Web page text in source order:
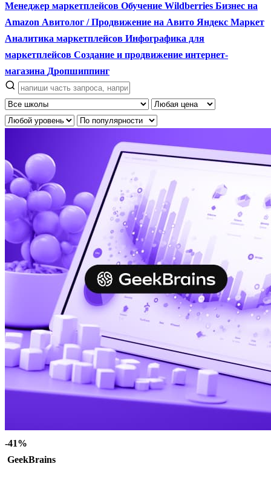
Менеджер маркетплейсов Обучение Wildberries Бизнес на
Amazon Авитолог / Продвижение на Авито Яндекс Маркет
Аналитика маркетплейсов Инфографика для
маркетплейсов Создание и продвижение интернет-
магазина Дропшиппинг
-41%
GeekBrains